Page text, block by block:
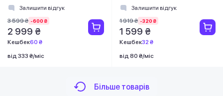
(JBLQ360PWLWHTBLU)
Залишити відгук
3 599 ₴ -600 ₴
2 999 ₴
Кешбек60 ₴
від 333 ₴/міс
Залишити відгук
1 919 ₴ -320 ₴
1 599 ₴
Кешбек32 ₴
від 80 ₴/міс
Більше товарів